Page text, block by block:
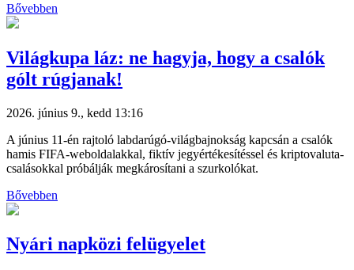
Bővebben
Világkupa láz: ne hagyja, hogy a csalók
gólt rúgjanak!
2026. június 9., kedd 13:16
A június 11-én rajtoló labdarúgó-világbajnokság kapcsán a csalók
hamis FIFA-weboldalakkal, fiktív jegyértékesítéssel és kriptovaluta-
csalásokkal próbálják megkárosítani a szurkolókat.
Bővebben
Nyári napközi felügyelet